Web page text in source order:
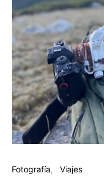
Fotografía Viajes